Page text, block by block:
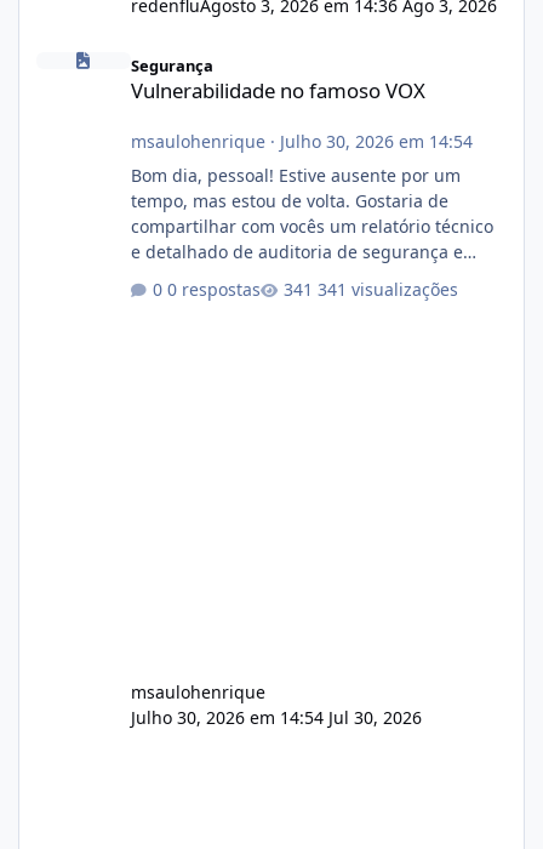
redenfluAgosto 3, 2026 em 14:36 Ago 3, 2026
Vulnerabilidade no famoso VOX
Segurança
Vulnerabilidade no famoso VOX
msaulohenrique· Julho 30, 2026 em 14:54
Bom dia, pessoal! Estive ausente por um
tempo, mas estou de volta. Gostaria de
compartilhar com vocês um relatório técnico
e detalhado de auditoria de segurança e
conformidade referente ao VOXPANEL (versão
atualmente em circulação e comercialização
0 respostas 341 visualizações
msaulohenrique
Julho 30, 2026 em 14:54 Jul 30, 2026